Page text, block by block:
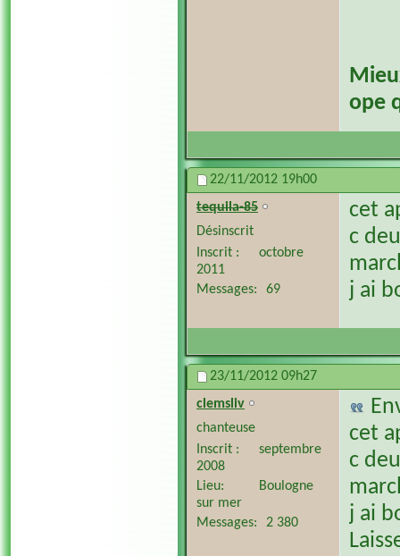
ope
22/11/2012 19h00
tequila-85
Désinscrit
Inscrit
octobre
2011
Messages
69
cet
c
j ai
23/11/2012 09h27
clemsliv
chanteuse
Inscrit
septembre
2008
Lieu
Boulogne
sur mer
Messages
2 380
cet
c
j ai